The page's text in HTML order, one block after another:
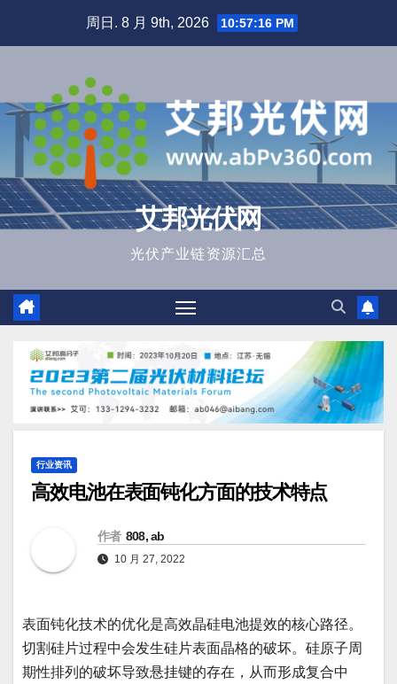
周日. 8 月 9th, 2026 10:57:17 PM
艾邦光伏网
光伏产业链资源汇总
行业资讯
高效电池在表面钝化方面的技术特点
作者 808, ab
10 月 27, 2022
表面钝化技术的优化是高效晶硅电池提效的核心路径。
切割硅片过程中会发生硅片表面晶格的破坏。硅原子周
期性排列的破坏导致悬挂键的存在，从而形成复合中